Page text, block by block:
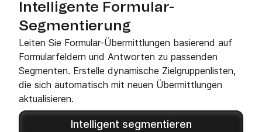
Intelligente Formular-
Segmentierung
Leiten Sie Formular-Übermittlungen basierend auf
Formularfeldern und Antworten zu passenden
Segmenten. Erstelle dynamische Zielgruppenlisten,
die sich automatisch mit neuen Übermittlungen
aktualisieren.
Intelligent segmentieren